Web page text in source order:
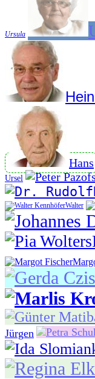
Ursula
Hans
Ursel
Walter
Jürgen